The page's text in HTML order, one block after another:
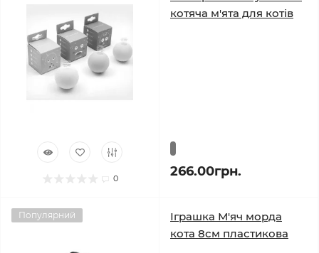
0
котяча м'ята для котів
266.00грн.
Популярний
Іграшка М'яч морда
кота 8см пластикова